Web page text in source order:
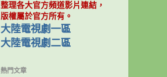
整理各大官方頻道影片連結，
版權屬於官方所有。
大陸電視劇一區
大陸電視劇二區
熱門文章